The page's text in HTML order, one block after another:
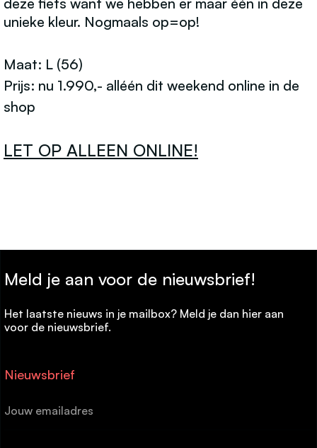
unieke kleur. Nogmaals op=op!
Maat: L (56)
Prijs: nu 1.990,- alléén dit weekend online in de
shop
LET OP ALLEEN ONLINE!
Meld je aan voor de nieuwsbrief!
Het laatste nieuws in je mailbox? Meld je dan hier aan
voor de nieuwsbrief.
Nieuwsbrief